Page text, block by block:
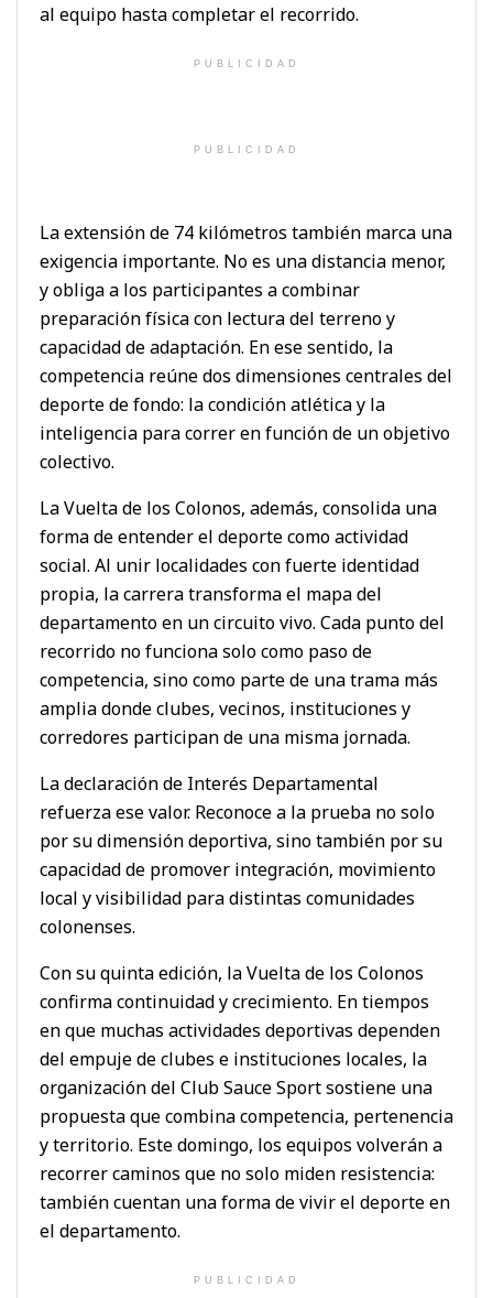
al equipo hasta completar el recorrido.
PUBLICIDAD
PUBLICIDAD
La extensión de 74 kilómetros también marca una
exigencia importante. No es una distancia menor,
y obliga a los participantes a combinar
preparación física con lectura del terreno y
capacidad de adaptación. En ese sentido, la
competencia reúne dos dimensiones centrales del
deporte de fondo: la condición atlética y la
inteligencia para correr en función de un objetivo
colectivo.
La Vuelta de los Colonos, además, consolida una
forma de entender el deporte como actividad
social. Al unir localidades con fuerte identidad
propia, la carrera transforma el mapa del
departamento en un circuito vivo. Cada punto del
recorrido no funciona solo como paso de
competencia, sino como parte de una trama más
amplia donde clubes, vecinos, instituciones y
corredores participan de una misma jornada.
La declaración de Interés Departamental
refuerza ese valor. Reconoce a la prueba no solo
por su dimensión deportiva, sino también por su
capacidad de promover integración, movimiento
local y visibilidad para distintas comunidades
colonenses.
Con su quinta edición, la Vuelta de los Colonos
confirma continuidad y crecimiento. En tiempos
en que muchas actividades deportivas dependen
del empuje de clubes e instituciones locales, la
organización del Club Sauce Sport sostiene una
propuesta que combina competencia, pertenencia
y territorio. Este domingo, los equipos volverán a
recorrer caminos que no solo miden resistencia:
también cuentan una forma de vivir el deporte en
el departamento.
PUBLICIDAD